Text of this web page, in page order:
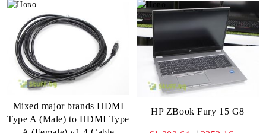
Mixed major brands HDMI
Type A (Male) to HDMI Type
HP ZBook Fury 15 G8